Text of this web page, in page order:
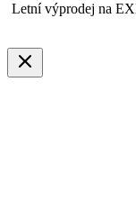
Letní výprodej na